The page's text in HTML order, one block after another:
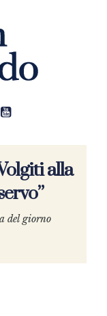
alla
del giorno